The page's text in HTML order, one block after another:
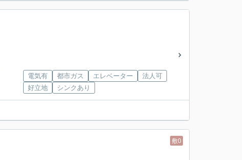
電気有 都市ガス エレベーター
法人可
好立地
シンクあり
敷0